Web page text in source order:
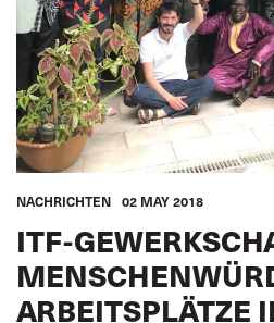
NACHRICHTEN 02 MAY 2018
ITF-
ARBEITSPLÄTZE